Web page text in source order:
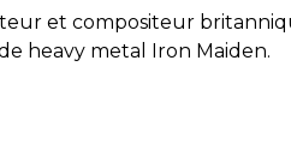
et compositeur
heavy metal Iron Maiden.